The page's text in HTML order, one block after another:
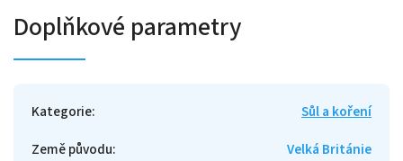
Doplňkové parametry
Kategorie:
Sůl a koření
Země původu:
Velká Británie